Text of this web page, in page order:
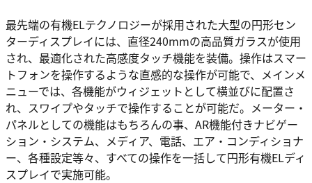
最先端の有機ELテクノロジーが採用された大型の円形セン
ターディスプレイには、直径240mmの高品質ガラスが使用
され、最適化された高感度タッチ機能を装備。操作はスマー
トフォンを操作するような直感的な操作が可能で、メインメ
ニューでは、各機能がウィジェットとして横並びに配置さ
れ、スワイプやタッチで操作することが可能だ。メーター・
パネルとしての機能はもちろんの事、AR機能付きナビゲー
ション・システム、メディア、電話、エア・コンディショナ
ー、各種設定等々、すべての操作を一括して円形有機ELディ
スプレイで実施可能。